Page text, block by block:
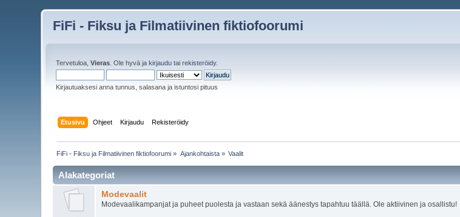
FiFi - Fiksu ja Filmatiivinen fiktiofoorumi
Tervetuloa,Vieras . Ole hyvä jakirjaudu tairekisteröidy.
Kirjautuaksesi anna tunnus, salasana ja istuntosi pituus
Etusivu Ohjeet Kirjaudu Rekisteröidy
FiFi - Fiksu ja Filmatiivinen fiktiofoorumi » Ajankohtaista» Vaalit
Alakategoriat
Modevaalit
Modevaalikampanjat ja puheet puolesta ja vastaan sekä äänestys tapahtuu täällä. Ole aktiivinen ja osallistu!